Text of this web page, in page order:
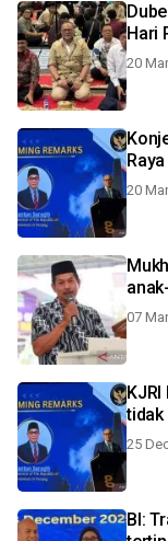
Hari
20
20
07
tidak
25
BI: